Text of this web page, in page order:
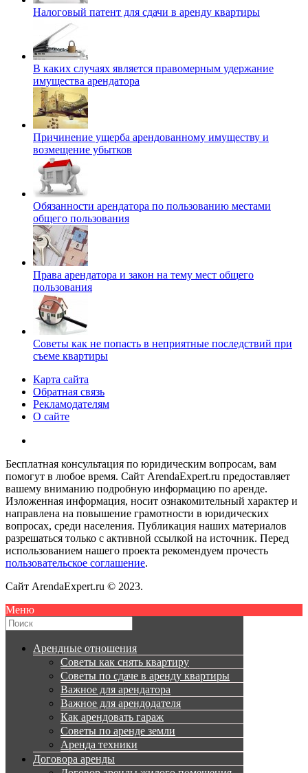
Налоговый патент для сдачи в аренду квартиры
В каких случаях является правомерным удержание
имущества арендатора
Причинение ущерба арендованному имуществу и
возмещение убытков
Обязанности арендатора по пользованию местами
общего пользования
Права арендатора и закон на тему мест общего
пользования
Советы как не попасть в неприятные последствий при
съеме квартиры
Карта сайта
Обратная связь
Рекламодателям
О сайте
Бесплатная консультация по юридическим вопросам, вам
помогут в любое время. Сайт ArendaExpert.ru предоставляет
вашему вниманию подробную информацию по аренде.
Изложенная информация, носит ознакомительный характер и
направлена на повышение грамотности в юридических
вопросах, среди населения. Публикация наших материалов
разрешаться только с активной ссылкой на источник. Перед
использованием нашего проекта рекомендуем прочесть
пользовательское соглашение.
Сайт ArendaExpert.ru © 2023.
Меню
Арендные отношения
Советы как снять квартиру
Советы по сдаче в аренду квартиры
Важное для арендатора
Важное для арендодателя
Как арендовать гараж
Советы по аренде земли
Аренда техники
Договора аренды